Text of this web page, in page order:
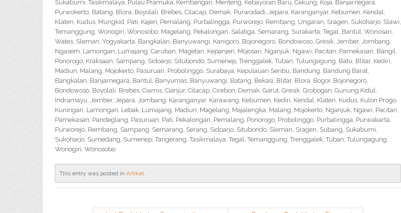
Sukabumi, Tasikmalaya, Pulau Pramuka, Kembangan, Menteng, Kebayoran Baru, Cakung, Koja, Banjarnegara,
Purwokerto, Batang, Blora, Boyolali, Brebes, Cilacap, Demak, Purwodadi, Jepara, Karanganyar, Kebumen, Kendal,
Klaten, Kudus, Mungkid, Pati, Kajen, Pemalang, Purbalingga, Purworejo, Rembang, Ungaran, Sragen, Sukoharjo, Slawi,
Temanggung, Wonogiri, Wonosobo, Magelang, Pekalongan, Salatiga, Semarang, Surakarta, Tegal, Bantul, Wonosari,
Wates, Sleman, Yogyakarta, Bangkalan, Banyuwangi, Kanigoro, Bojonegoro, Bondowoso, Gresik, Jember, Jombang,
Ngasem, Lamongan, Lumajang, Caruban, Magetan, Kepanjen, Mojosari, Nganjuk, Ngawi, Pacitan, Pamekasan, Bangil,
Ponorogo, Kraksaan, Sampang, Sidoarjo, Situbondo, Sumenep, Trenggalek, Tuban, Tulungagung, Batu, Blitar, Kediri,
Madiun, Malang, Mojokerto, Pasuruan, Probolinggo, Surabaya, Kepulauan Seribu, Bandung, Bandung Barat,
Bangkalan, Banjarnegara, Bantul, Banyumas, Banyuwangi, Batang, Bekasi, Blitar, Blora, Bogor, Bojonegoro,
Bondowoso, Boyolali, Brebes, Ciamis, Cianjur, Cilacap, Cirebon, Demak, Garut, Gresik, Grobogan, Gunung Kidul,
Indramayu, Jember, Jepara, Jombang, Karanganyar, Karawang, Kebumen, Kediri, Kendal, Klaten, Kudus, Kulon Progo,
Kuningan, Lamongan, Lebak, Lumajang, Madiun, Magelang, Majalengka, Malang, Mojokerto, Nganjuk, Ngawi, Pacitan,
Pamekasan, Pandeglang, Pasuruan, Pati, Pekalongan, Pemalang, Ponorogo, Probolinggo, Purbalingga, Purwakarta,
Purworejo, Rembang, Sampang, Semarang, Serang, Sidoarjo, Situbondo, Sleman, Sragen, Subang, Sukabumi,
Sukoharjo, Sumedang, Sumenep, Tangerang, Tasikmalaya, Tegal, Temanggung, Trenggalek, Tuban, Tulungagung,
Wonogiri, Wonosobo
This entry was posted in Artikel.